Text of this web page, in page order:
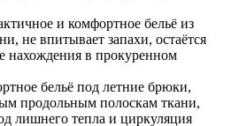
и комфортное бельё из
не впитывает запахи, остаётся
нахождения в прокуренном
бельё под летние брюки,
продольным полоскам ткани,
лишнего тепла и циркуляция